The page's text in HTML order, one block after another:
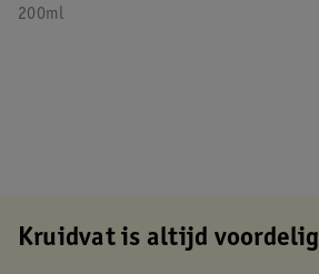
200ml
Kruidvat is altijd voordelig